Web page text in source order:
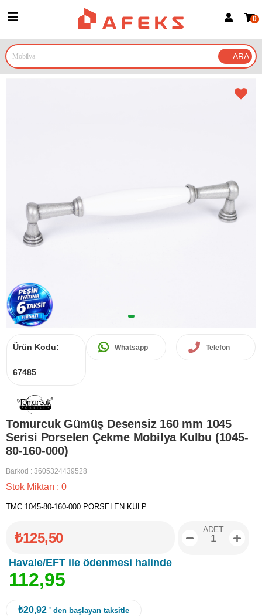
Google İle Bağlan
0
Ürün Kodu:
67485
Whatsapp Telefon
Tomurcuk Gümüş Desensiz 160 mm 1045
Serisi Porselen Çekme Mobilya Kulbu (1045-
80-160-000)
Barkod : 3605324439528
Stok Miktarı : 0
TMC 1045-80-160-000 PORSELEN KULP
₺125,50
Havale/EFT ile ödenmesi halinde
112,95
ADET
₺20,92 ' den başlayan taksitle